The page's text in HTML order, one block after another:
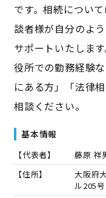
です。相続につい
談者様が自分のよ
サポートいたしま
役所での勤務経験
にある方」「法律
相談ください。
基本情報
【代表者】 藤原 祥
【住所】
大阪府
ル205